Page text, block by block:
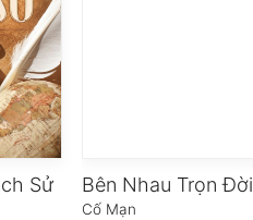
Sử Bên Nhau Trọn Đời
Cố Mạn